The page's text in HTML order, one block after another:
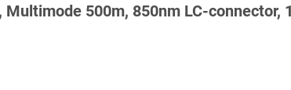
Multimode 500m, 850nm LC-connector,